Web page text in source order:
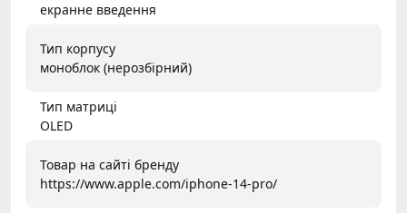
екранне введення
Тип корпусу
моноблок (нерозбірний)
Тип матриці
OLED
Товар на сайті бренду
https://www.apple.com/iphone-14-pro/